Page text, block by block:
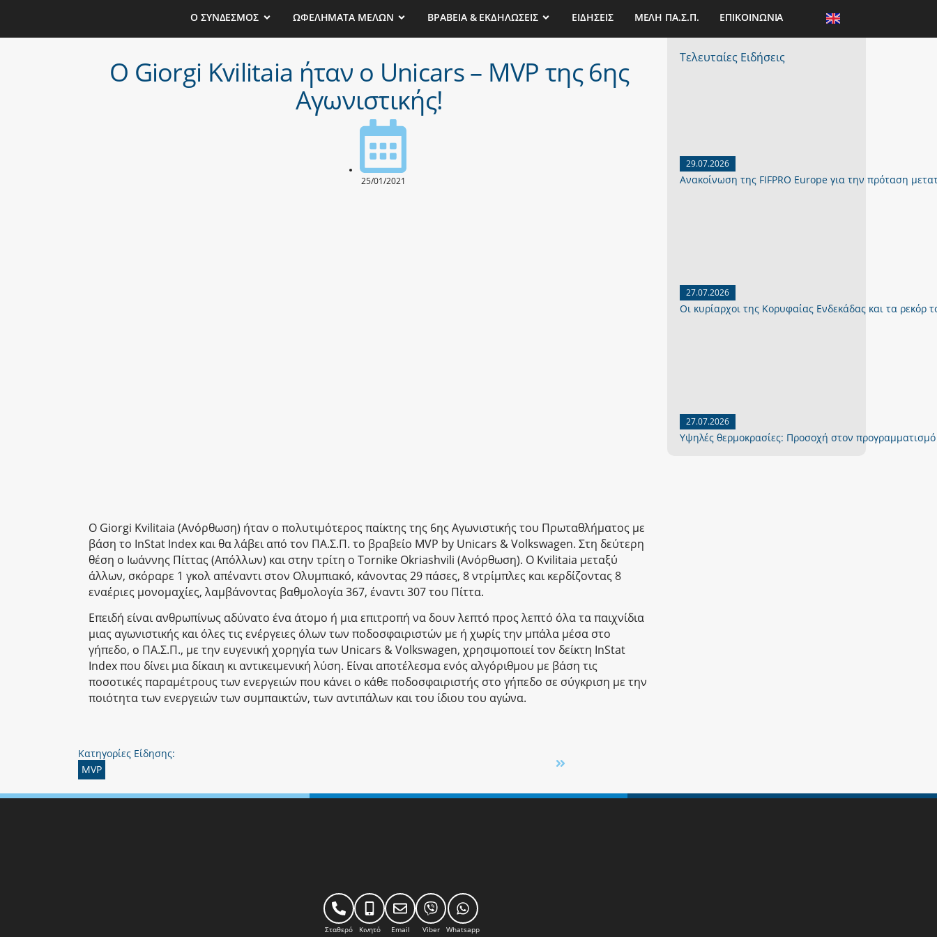
Ο ΣΥΝΔΕΣΜΟΣ ΩΦΕΛΗΜΑΤΑ ΜΕΛΩΝ ΒΡΑΒΕΙΑ & ΕΚΔΗΛΩΣΕΙΣ ΕΙΔΗΣΕΙΣ ΜΕΛΗ ΠΑ.Σ.Π. ΕΠΙΚΟΙΝΩΝΙΑ
O Giorgi Kvilitaia ήταν ο Unicars – MVP της 6ης
Αγωνιστικής!
25/01/2021
Ο Giorgi Kvilitaia (Ανόρθωση) ήταν ο πολυτιμότερος παίκτης της 6ης Αγωνιστικής του Πρωταθλήματος με
βάση το InStat Index και θα λάβει από τον ΠΑ.Σ.Π. το βραβείο MVP by Unicars & Volkswagen. Στη δεύτερη
θέση ο Ιωάννης Πίττας (Απόλλων) και στην τρίτη ο Tornike Okriashvili (Ανόρθωση). O Kvilitaia μεταξύ
άλλων, σκόραρε 1 γκολ απέναντι στον Ολυμπιακό, κάνοντας 29 πάσες, 8 ντρίμπλες και κερδίζοντας 8
εναέριες μονομαχίες, λαμβάνοντας βαθμολογία 367, έναντι 307 του Πίττα.
Επειδή είναι ανθρωπίνως αδύνατο ένα άτομο ή μια επιτροπή να δουν λεπτό προς λεπτό όλα τα παιχνίδια
μιας αγωνιστικής και όλες τις ενέργειες όλων των ποδοσφαιριστών με ή χωρίς την μπάλα μέσα στο
γήπεδο, ο ΠΑ.Σ.Π., με την ευγενική χορηγία των Unicars & Volkswagen, χρησιμοποιεί τον δείκτη InStat
Index που δίνει μια δίκαιη κι αντικειμενική λύση. Είναι αποτέλεσμα ενός αλγόριθμου με βάση τις
ποσοτικές παραμέτρους των ενεργειών που κάνει ο κάθε ποδοσφαιριστής στο γήπεδο σε σύγκριση με την
ποιότητα των ενεργειών των συμπαικτών, των αντιπάλων και του ίδιου του αγώνα.
Τελευταίες Ειδήσεις
29.07.2026
Ανακοίνωση της FIFPRO Europe για την πρόταση
27.07.2026
Οι κυρίαρχοι της Κορυφαίας Ενδεκάδας και τα ρεκόρ
27.07.2026
Yψηλές θερμοκρασίες: Προσοχή στον
Κατηγορίες Είδησης:
MVP
Σταθερό Κινητό Email Viber Whatsapp